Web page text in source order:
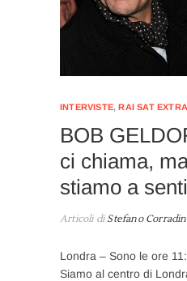
INTERVISTE,RAI SAT
BOB
ci chiama,
stiamo a
Articoli diStefano
Londra – Sono le ore
Siamo al centro di